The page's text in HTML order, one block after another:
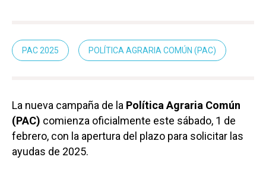
PAC 2025 POLÍTICA AGRARIA COMÚN (PAC)
La nueva campaña de la Política Agraria Común
(PAC) comienza oficialmente este sábado, 1 de
febrero, con la apertura del plazo para solicitar las
ayudas de 2025.